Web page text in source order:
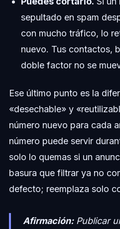
sepultado en spam
con mucho tráfico, lo
nuevo. Tus contactos,
doble factor no se
Ese último punto es la
«desechable» y
número nuevo para cada
número puede servir
solo lo quemas si un
basura que filtrar ya no
defecto; reemplaza solo
Afirmación:Publicar